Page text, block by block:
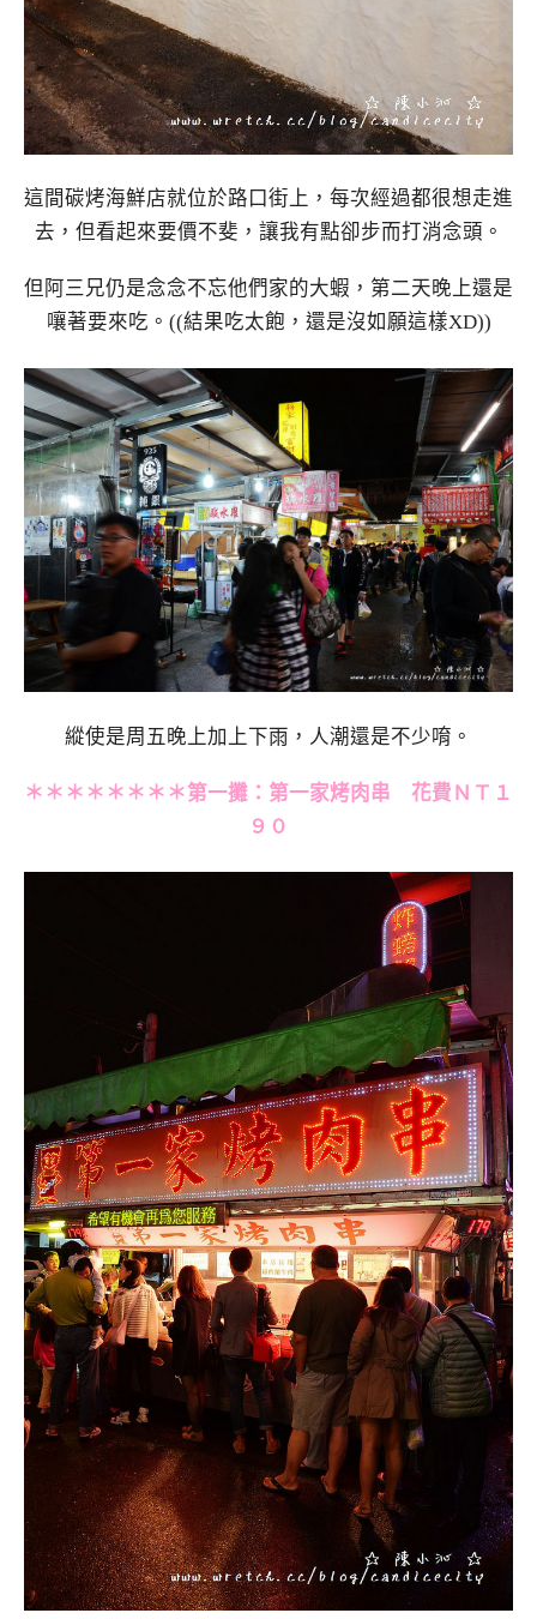
這間碳烤海鮮店就位於路口街上，每次經過都很想走進
去，但看起來要價不斐，讓我有點卻步而打消念頭。
但阿三兄仍是念念不忘他們家的大蝦，第二天晚上還是
嚷著要來吃。((結果吃太飽，還是沒如願這樣XD))
縱使是周五晚上加上下雨，人潮還是不少唷。
＊＊＊＊＊＊＊＊第一攤：第一家烤肉串 花費ＮＴ１
９０